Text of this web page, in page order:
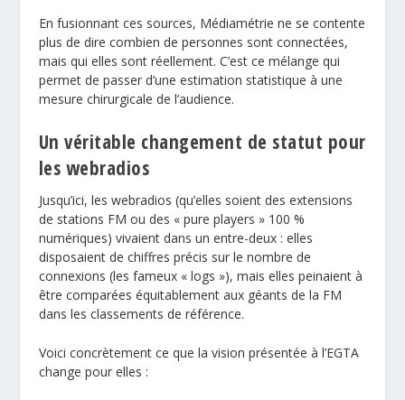
En fusionnant ces sources, Médiamétrie ne se contente
plus de dire combien de personnes sont connectées,
mais qui elles sont réellement. C’est ce mélange qui
permet de passer d’une estimation statistique à une
mesure chirurgicale de l’audience.
Un véritable changement de statut pour
les webradios
Jusqu’ici, les webradios (qu’elles soient des extensions
de stations FM ou des « pure players » 100 %
numériques) vivaient dans un entre-deux : elles
disposaient de chiffres précis sur le nombre de
connexions (les fameux « logs »), mais elles peinaient à
être comparées équitablement aux géants de la FM
dans les classements de référence.
Voici concrètement ce que la vision présentée à l’EGTA
change pour elles :